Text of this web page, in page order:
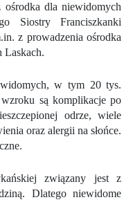
dla niewidomych
Siostry Franciszkanki
z prowadzenia ośrodka
Laskach.
w tym 20 tys.
są komplikacje po
odrze, wiele
oraz alergii na słońce.
związany jest z
Dlatego niewidome